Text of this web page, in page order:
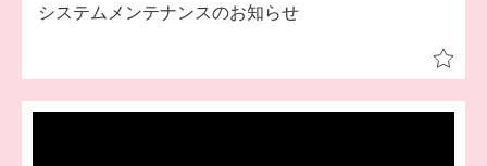
システムメンテナンスのお知らせ